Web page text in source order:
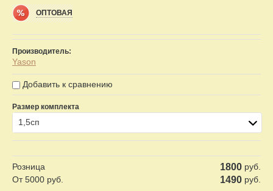
ОПТОВАЯ
Производитель:
Yason
Добавить к сравнению
Размер комплекта
1,5сп
Розница 1800 руб.
От 5000 руб.
1490 руб.